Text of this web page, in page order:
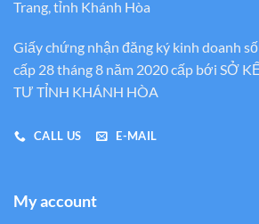
Trang, tỉnh Khánh Hòa
Giấy chứng nhận đăng ký kinh doanh
cấp 28 tháng 8 năm 2020 cấp bới SỞ
TƯ TỈNH KHÁNH HÒA
CALL US E-MAIL
My account